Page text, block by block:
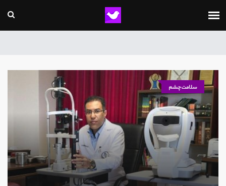
سلامت چشم